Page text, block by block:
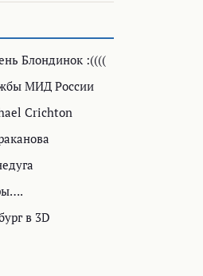
Блондинок :((((
МИД России
Crichton
в 3D